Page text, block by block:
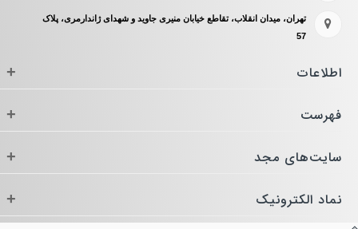
تهران، میدان انقلاب، تقاطع خیابان منیری جاوید و شهدای ژاندارمری، پلاک
57
اطلاعات +
فهرست +
سایت‌های مجد +
نماد الکترونیک +